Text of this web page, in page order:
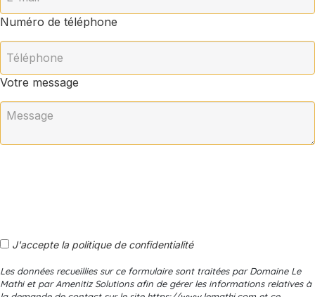
Numéro de téléphone
Votre message
J'accepte la politique de confidentialité
Les données recueillies sur ce formulaire sont traitées par Domaine Le
Mathi et par Amenitiz Solutions afin de gérer les informations relatives à